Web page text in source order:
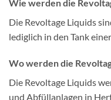
Wie werden die
Die Revoltage Liquids
lediglich in den Tank
Wo werden die
Die Revoltage Liquids
und Abfüllanlagen in